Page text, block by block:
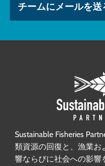
チームにメールを送
Sustainable Fisheries
類資源の回復と、漁業お
響ならびに社会への影